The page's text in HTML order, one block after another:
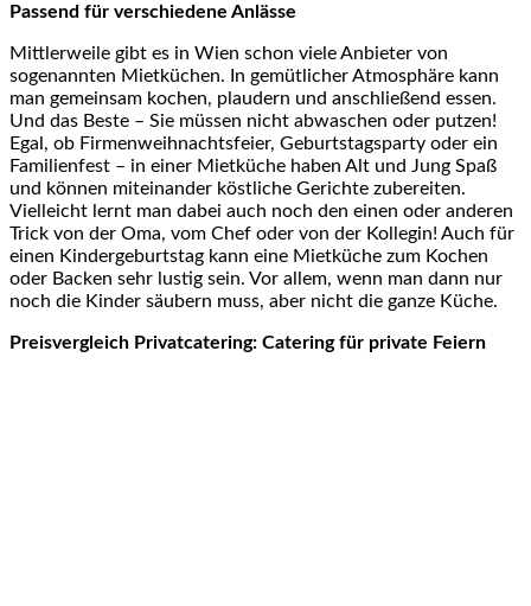
Passend für verschiedene Anlässe
Mittlerweile gibt es in Wien schon viele Anbieter von
sogenannten Mietküchen. In gemütlicher Atmosphäre kann
man gemeinsam kochen, plaudern und anschließend essen.
Und das Beste – Sie müssen nicht abwaschen oder putzen!
Egal, ob Firmenweihnachtsfeier, Geburtstagsparty oder ein
Familienfest – in einer Mietküche haben Alt und Jung Spaß
und können miteinander köstliche Gerichte zubereiten.
Vielleicht lernt man dabei auch noch den einen oder anderen
Trick von der Oma, vom Chef oder von der Kollegin! Auch für
einen Kindergeburtstag kann eine Mietküche zum Kochen
oder Backen sehr lustig sein. Vor allem, wenn man dann nur
noch die Kinder säubern muss, aber nicht die ganze Küche.
Preisvergleich Privatcatering: Catering für private Feiern